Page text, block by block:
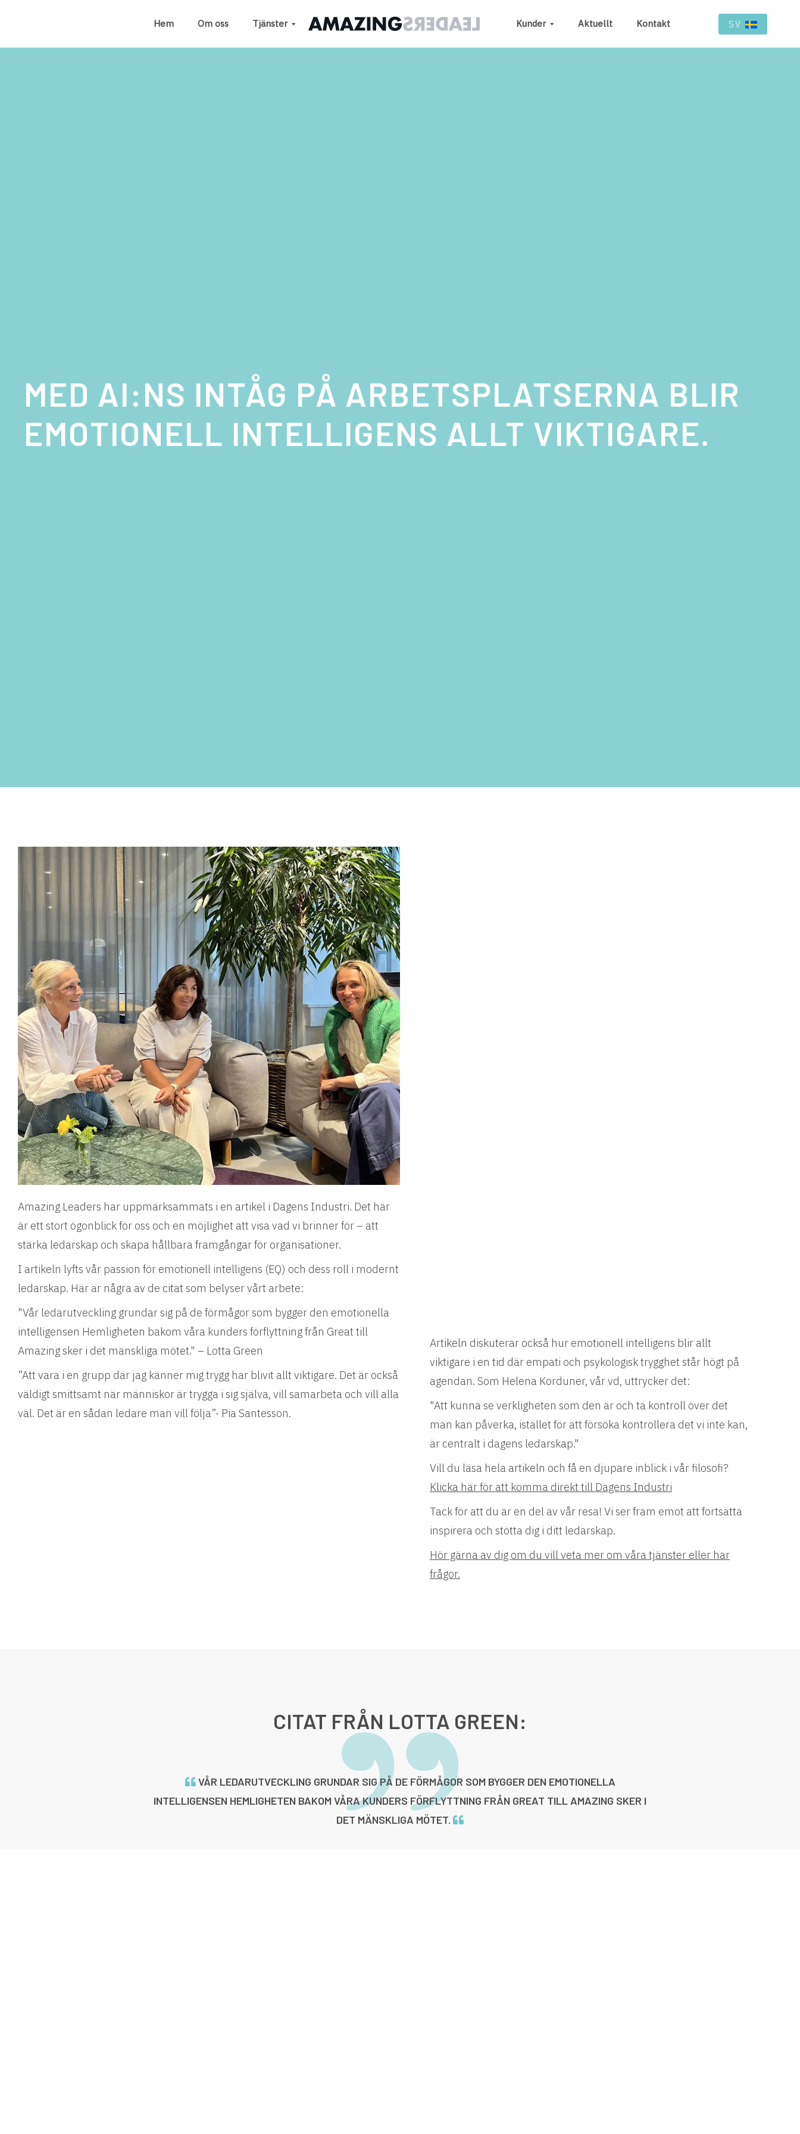
Hem Om oss Tjänster Kunder Aktuellt Kontakt SV
MED AI:NS INTÅG PÅ ARBETSPLATSERNA BLIR
EMOTIONELL INTELLIGENS ALLT VIKTIGARE.
Artikeln diskuterar också hur emotionell intelligens blir allt
viktigare i en tid där empati och psykologisk trygghet står högt på
agendan. Som Helena Korduner, vår vd, uttrycker det:
"Att kunna se verkligheten som den är och ta kontroll över det
man kan påverka, istället för att försöka kontrollera det vi inte kan,
är centralt i dagens ledarskap."
Vill du läsa hela artikeln och få en djupare inblick i vår filosofi?
Klicka här för att komma direkt till Dagens Industri
Tack för att du är en del av vår resa! Vi ser fram emot att fortsätta
inspirera och stötta dig i ditt ledarskap.
Hör gärna av dig om du vill veta mer om våra tjänster eller har
frågor.
Amazing Leaders har uppmärksammats i en artikel i Dagens Industri. Det här
är ett stort ögonblick för oss och en möjlighet att visa vad vi brinner för – att
stärka ledarskap och skapa hållbara framgångar för organisationer.
I artikeln lyfts vår passion för emotionell intelligens (EQ) och dess roll i modernt
ledarskap. Här är några av de citat som belyser vårt arbete:
"Vår ledarutveckling grundar sig på de förmågor som bygger den emotionella
intelligensen Hemligheten bakom våra kunders förflyttning från Great till
Amazing sker i det mänskliga mötet." – Lotta Green
”Att vara i en grupp där jag känner mig trygg har blivit allt viktigare. Det är också
väldigt smittsamt när människor är trygga i sig själva, vill samarbeta och vill alla
väl. Det är en sådan ledare man vill följa”- Pia Santesson.
CITAT FRÅN LOTTA GREEN:
VÅR LEDARUTVECKLING GRUNDAR SIG PÅ DE FÖRMÅGOR SOM BYGGER DEN EMOTIONELLA
INTELLIGENSEN HEMLIGHETEN BAKOM VÅRA KUNDERS FÖRFLYTTNING FRÅN GREAT TILL AMAZING SKER I
DET MÄNSKLIGA MÖTET.